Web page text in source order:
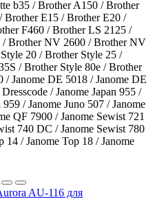
b35 / Brother A150 / Brother
E15 / Brother E20 /
F460 / Brother LS 2125 /
Brother NV 2600 / Brother NV
20 / Brother Style 25 /
/ Brother Style 80e / Brother
Janome DE 5018 / Janome DE
/ Janome Japan 955 /
/ Janome Juno 507 / Janome
QF 7900 / Janome Sewist 721
740 DC / Janome Sewist 780
14 / Janome Top 18 / Janome